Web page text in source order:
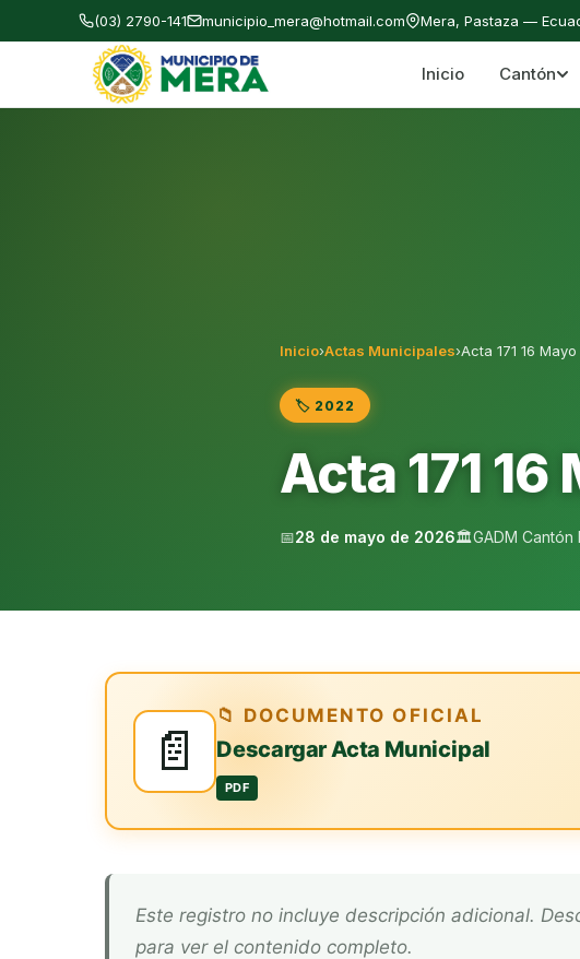
(03) 2790-141 municipio_mera@hotmail.com Mera, Pastaza —
Gobierno Autónomo Descentralizado Municipal del
Inicio Cantón
Inicio›Actas Municipales›Acta 171 16
🏷️ 2022
Acta 171
📅28 de mayo de 2026🏛️GADM Cantón
📄
📁 DOCUMENTO OFICIAL
Descargar Acta Municipal
PDF
Este registro no incluye descripción adicional. Descarga el documento oficial arriba
para ver el contenido completo.